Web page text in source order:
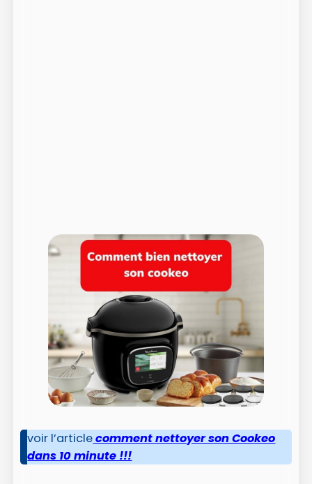
voir l’articlecomment nettoyer son Cookeo
dans 10 minute !!!